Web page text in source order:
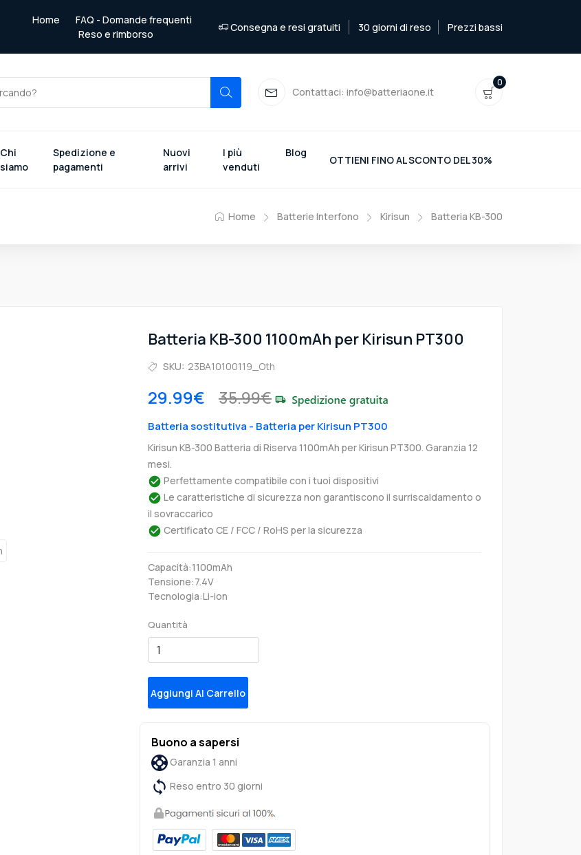
Home
FAQ - Domande frequenti
Reso e rimborso
Consegna e resi gratuiti 30 giorni di reso Prezzi bassi
Contattaci: info@batteriaone.it
0
Chi
siamo
Spedizione e
pagamenti
Nuovi
arrivi
I più
venduti
Blog
OTTIENI FINO AL SCONTO DEL 30%
Home Batterie Interfono Kirisun Batteria KB-300
Batteria KB-300 1100mAh per Kirisun PT300
SKU: 23BA10100119_Oth
29.99€ 35.99€
Batteria sostitutiva - Batteria per Kirisun PT300
Kirisun KB-300 Batteria di Riserva 1100mAh per Kirisun PT300. Garanzia 12
mesi.
Perfettamente compatibile con i tuoi dispositivi
Le caratteristiche di sicurezza non garantiscono il surriscaldamento o
il sovraccarico
Certificato CE / FCC / RoHS per la sicurezza
Capacità:1100mAh
Tensione:7.4V
Tecnologia:Li-ion
Quantità
Aggiungi Al Carrello
Buono a sapersi
Garanzia 1 anni
Reso entro 30 giorni